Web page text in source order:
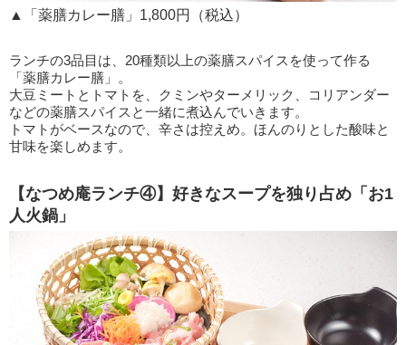
▲「薬膳カレー膳」1,800円（税込）
ランチの3品目は、20種類以上の薬膳スパイスを使って作る
「薬膳カレー膳」。
大豆ミートとトマトを、クミンやターメリック、コリアンダー
などの薬膳スパイスと一緒に煮込んでいきます。
トマトがベースなので、辛さは控えめ。ほんのりとした酸味と
甘味を楽しめます。
【なつめ庵ランチ④】好きなスープを独り占め「お1
人火鍋」